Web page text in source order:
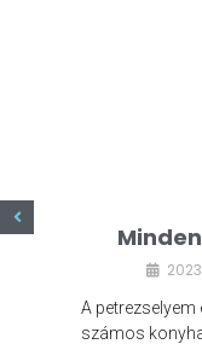
A petrezselyem
számos